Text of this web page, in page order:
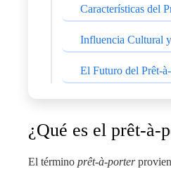
Características del
Influencia Cultural
El Futuro del Prêt-
¿Qué es el prêt-à-
El término prêt-à-porter